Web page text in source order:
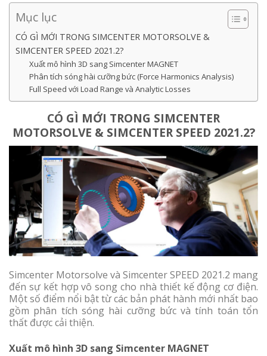
Mục lục
CÓ GÌ MỚI TRONG SIMCENTER MOTORSOLVE &
SIMCENTER SPEED 2021.2?
Xuất mô hình 3D sang Simcenter MAGNET
Phân tích sóng hài cưỡng bức (Force Harmonics Analysis)
Full Speed với Load Range và Analytic Losses
CÓ GÌ MỚI TRONG SIMCENTER
MOTORSOLVE & SIMCENTER SPEED 2021.2?
Simcenter Motorsolve và Simcenter SPEED 2021.2 mang
đến sự kết hợp vô song cho nhà thiết kế động cơ điện.
Một số điểm nổi bật từ các bản phát hành mới nhất bao
gồm phân tích sóng hài cưỡng bức và tính toán tổn
thất được cải thiện.
Xuất mô hình 3D sang Simcenter MAGNET